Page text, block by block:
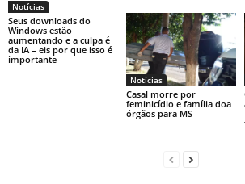
Notícias
Seus downloads do
Windows estão
aumentando e a culpa é
da IA ​​– eis por que isso é
importante
Notícias
Casal morre por
feminicídio e família doa
órgãos para MS